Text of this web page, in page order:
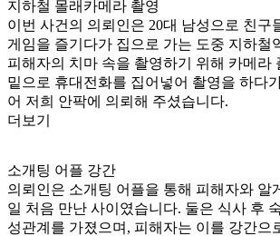
지하철 몰래카메라 촬영
이번 사건의 의뢰인은 20대 남성으로 친구
게임을 즐기다가 집으로 가는 도중 지하철
피해자의 치마 속을 촬영하기 위해 카메라
밑으로 휴대전화를 집어넣어 촬영을 하다
어 저희 안팍에 의뢰해 주셨습니다.
더보기
소개팅 어플 강간
의뢰인은 소개팅 어플을 통해 피해자와 알
일 처음 만난 사이였습니다. 둘은 식사 후
성관계를 가졌으며, 피해자는 이를 강간으